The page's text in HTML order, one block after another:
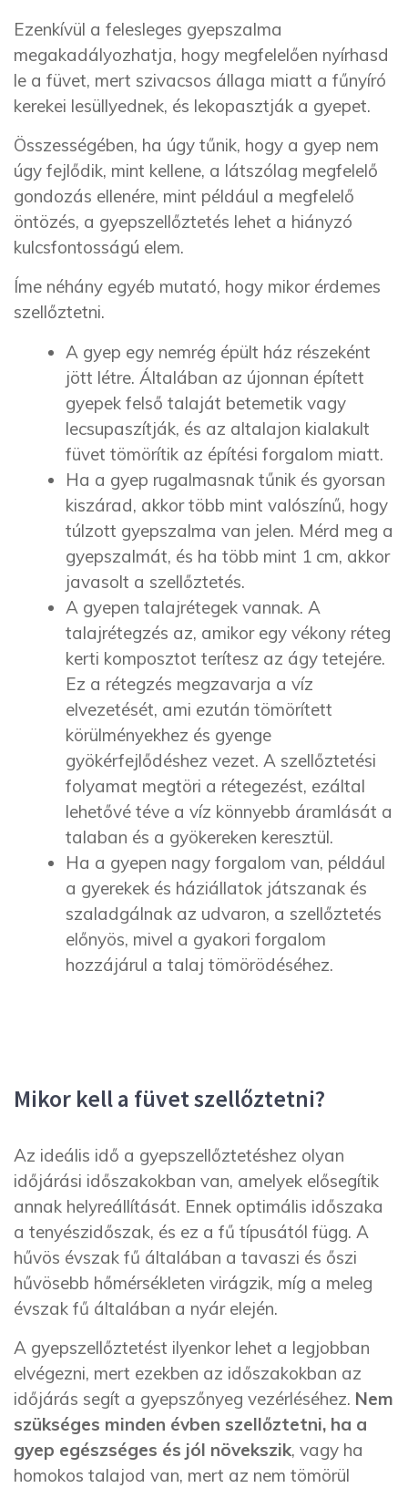
Ezenkívül a felesleges gyepszalma
megakadályozhatja, hogy megfelelően nyírhasd
le a füvet, mert szivacsos állaga miatt a fűnyíró
kerekei lesüllyednek, és lekopasztják a gyepet.
Összességében, ha úgy tűnik, hogy a gyep nem
úgy fejlődik, mint kellene, a látszólag megfelelő
gondozás ellenére, mint például a megfelelő
öntözés, a gyepszellőztetés lehet a hiányzó
kulcsfontosságú elem.
Íme néhány egyéb mutató, hogy mikor érdemes
szellőztetni.
A gyep egy nemrég épült ház részeként
jött létre. Általában az újonnan épített
gyepek felső talaját betemetik vagy
lecsupaszítják, és az altalajon kialakult
füvet tömörítik az építési forgalom miatt.
Ha a gyep rugalmasnak tűnik és gyorsan
kiszárad, akkor több mint valószínű, hogy
túlzott gyepszalma van jelen. Mérd meg a
gyepszalmát, és ha több mint 1 cm, akkor
javasolt a szellőztetés.
A gyepen talajrétegek vannak. A
talajrétegzés az, amikor egy vékony réteg
kerti komposztot terítesz az ágy tetejére.
Ez a rétegzés megzavarja a víz
elvezetését, ami ezután tömörített
körülményekhez és gyenge
gyökérfejlődéshez vezet. A szellőztetési
folyamat megtöri a rétegezést, ezáltal
lehetővé téve a víz könnyebb áramlását a
talaban és a gyökereken keresztül.
Ha a gyepen nagy forgalom van, például
a gyerekek és háziállatok játszanak és
szaladgálnak az udvaron, a szellőztetés
előnyös, mivel a gyakori forgalom
hozzájárul a talaj tömörödéséhez.
Mikor kell a füvet szellőztetni?
Az ideális idő a gyepszellőztetéshez olyan
időjárási időszakokban van, amelyek elősegítik
annak helyreállítását. Ennek optimális időszaka
a tenyészidőszak, és ez a fű típusától függ. A
hűvös évszak fű általában a tavaszi és őszi
hűvösebb hőmérsékleten virágzik, míg a meleg
évszak fű általában a nyár elején.
A gyepszellőztetést ilyenkor lehet a legjobban
elvégezni, mert ezekben az időszakokban az
időjárás segít a gyepszőnyeg vezérléséhez. Nem
szükséges minden évben szellőztetni, ha a
gyep egészséges és jól növekszik, vagy ha
homokos talajod van, mert az nem tömörül